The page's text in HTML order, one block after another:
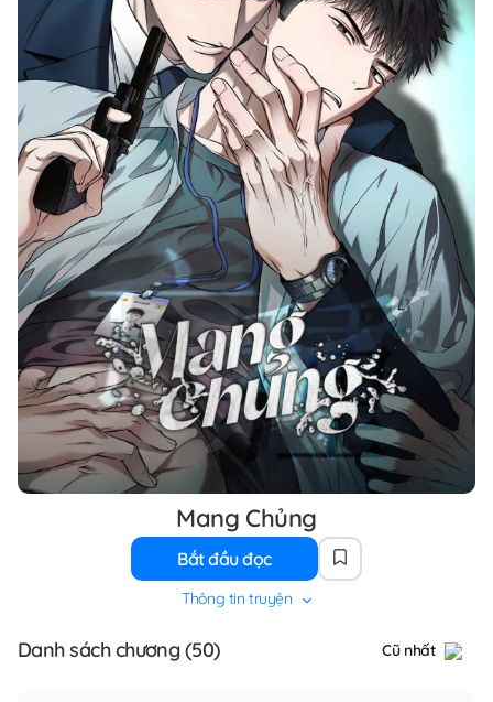
Mang Chủng
Bắt đầu đọc
Thông tin truyện
Danh sách chương (50) Cũ nhất